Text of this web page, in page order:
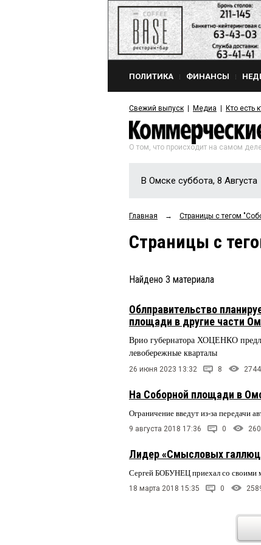
ПОЛИТИКА ФИНАНСЫ
Свежий выпуск Медиа Кто есть
О том, что происходит на самом
В Омске суббота, 8 Августа
Главная → Страницы c тегом
Страницы c
Найдено 3 материала
Облправительство
площади в другие части
Врио губернатора ХОЦЕНКО
левобережные кварталы
26 июня 2023 13:32 8 2744
На Соборной площади в
Ограничение введут из-за передачи
9 августа 2018 17:36 0
Лидер «Смысловых
Сергей БОБУНЕЦ приехал со своими
18 марта 2018 15:35 0